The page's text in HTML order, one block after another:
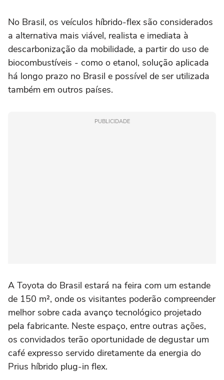
No Brasil, os veículos híbrido-flex são considerados
a alternativa mais viável, realista e imediata à
descarbonização da mobilidade, a partir do uso de
biocombustíveis - como o etanol, solução aplicada
há longo prazo no Brasil e possível de ser utilizada
também em outros países.
PUBLICIDADE
A Toyota do Brasil estará na feira com um estande
de 150 m², onde os visitantes poderão compreender
melhor sobre cada avanço tecnológico projetado
pela fabricante. Neste espaço, entre outras ações,
os convidados terão oportunidade de degustar um
café expresso servido diretamente da energia do
Prius híbrido plug-in flex.